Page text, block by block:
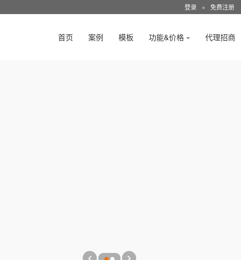
登录 ● 免费注册
首页 案例 模板 功能&价格 代理招商